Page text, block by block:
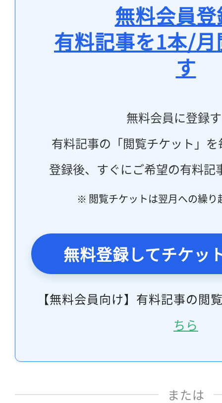
無料会員
有料記事を1本/
す
無料会員に登録
有料記事の「閲覧チケット」
登録後、すぐにご希望の有料記
※ 閲覧チケットは翌月への繰り
無料登録してチケッ
【無料会員向け】有料記事の閲
ちら
または